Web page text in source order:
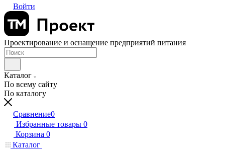
Войти
Проектирование и оснащение предприятий питания
Каталог
По всему сайту
По каталогу
Сравнение0
Избранные товары 0
Корзина 0
Каталог